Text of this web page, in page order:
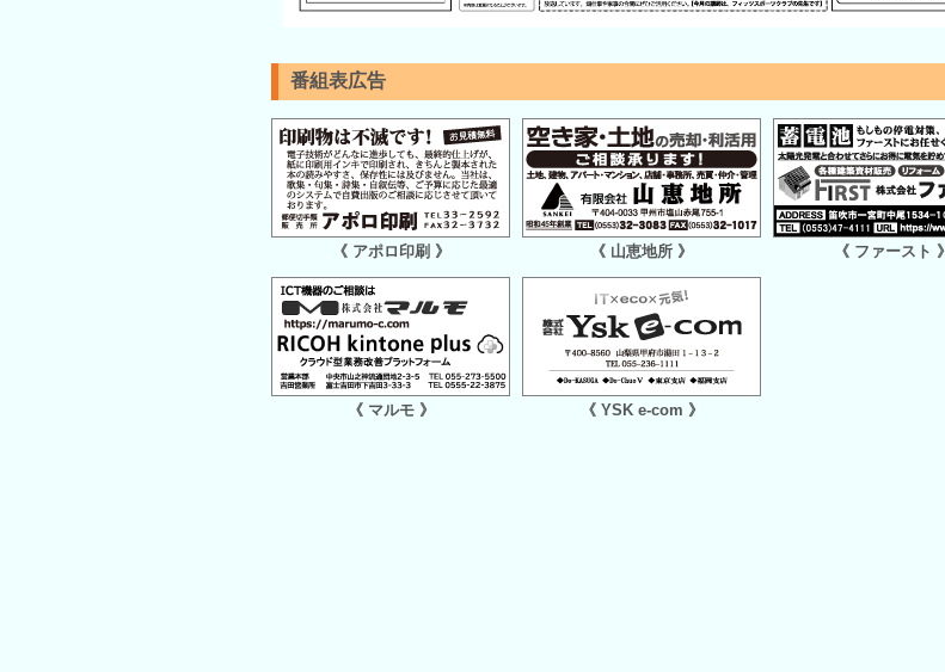
番組表広告
《 アポロ印刷 》 《 山恵地所 》 《 ファースト 》
《 マルモ 》 《 YSK e-com 》